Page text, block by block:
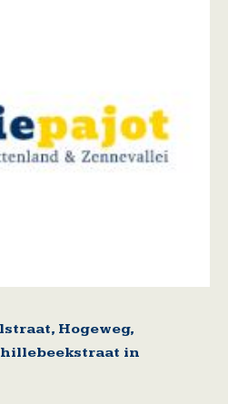
Hogeweg,
in